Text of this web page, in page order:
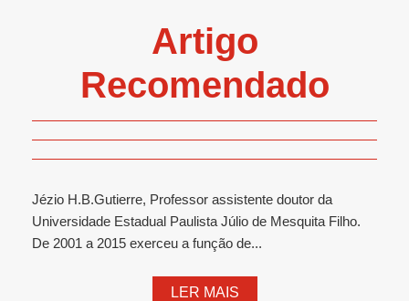
Artigo
Recomendado
Jézio H.B.Gutierre, Professor assistente doutor da
Universidade Estadual Paulista Júlio de Mesquita Filho.
De 2001 a 2015 exerceu a função de...
LER MAIS